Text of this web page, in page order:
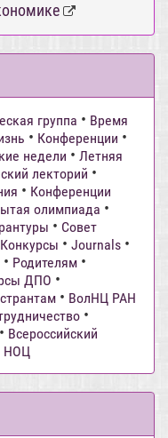
группа • Время
• Конференции •
недели • Летняя
лекторий •
• Конференции
олимпиада •
• Совет
Конкурсы • Journals •
• Родителям •
ДПО •
• ВолНЦ РАН
•
• Всероссийский
НОЦ